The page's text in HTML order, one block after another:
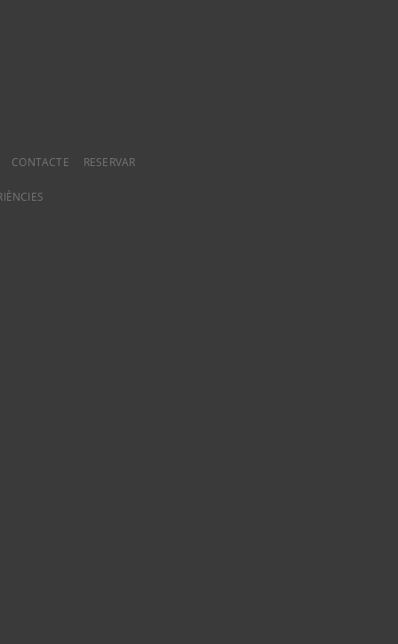
CONTACTE RESERVAR